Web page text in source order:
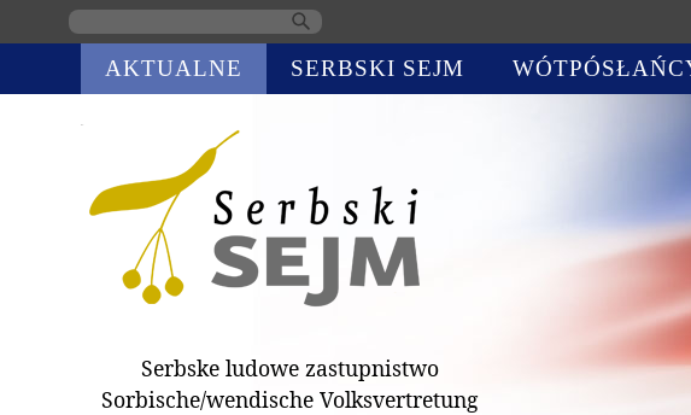
navigation
AKTUALNE SERBSKI SEJM
Serbske ludowe zastupnistwo
Sorbische/wendische Volksvertretung